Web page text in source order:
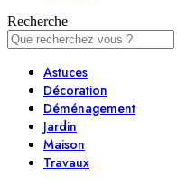
Recherche
Astuces
Décoration
Déménagement
Jardin
Maison
Travaux